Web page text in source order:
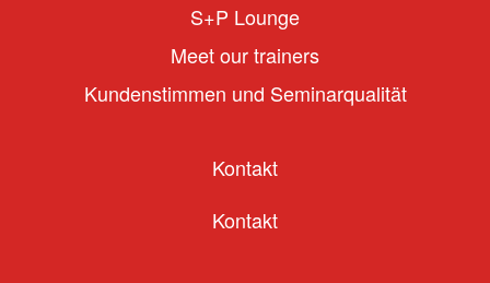
S+P Lounge
Meet our trainers
Kundenstimmen und Seminarqualität
Kontakt
Kontakt